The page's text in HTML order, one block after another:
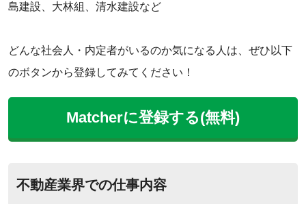
島建設、大林組、清水建設など
どんな社会人・内定者がいるのか気になる人は、ぜひ以下
のボタンから登録してみてください！
Matcherに登録する(無料)
不動産業界での仕事内容